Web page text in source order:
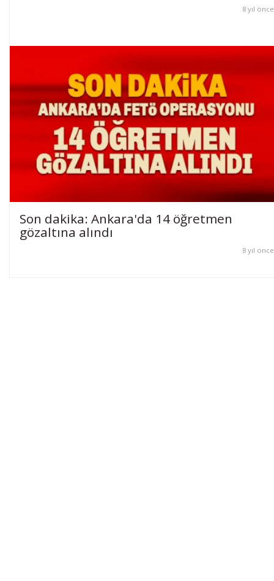
8 yıl önce
Son dakika: Ankara'da 14 öğretmen
gözaltına alındı
8 yıl önce